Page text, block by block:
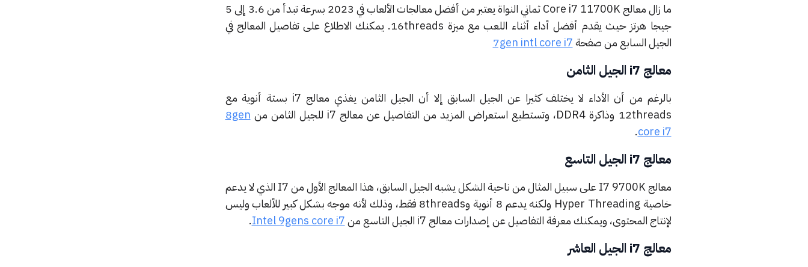
ما زال معالج Core i7 11700K ثماني النواة يعتبر من أفضل معالجات الألعاب في 2023 بسرعة تبدأ من 3.6 إلى 5
جيجا هرتز حيث يقدم أفضل أداء أثناء اللعب مع ميزة 16threads.
يمكنك الاطلاع على تفاصيل المعالج في
الجيل السابع من صفحة7gen intl core i7
معالج i7 الجيل الثامن
بالرغم من أن الأداء لا يختلف كثيرا عن الجيل السابق إلا أن الجيل الثامن يغذي معالج i7 بستة أنوية مع
12threads وذاكرة DDR4، وتستطيع استعراض المزيد من التفاصيل عن معالج i7 للجيل الثامن من
8gen
core i7
.
معالج i7 الجيل التاسع
معالج I7 9700K على سبيل المثال من ناحية الشكل يشبه الجيل السابق، هذا المعالج الأول من I7 الذي لا يدعم
خاصية Hyper Threading ولكنه يدعم 8 أنوية و8threads فقط، وذلك لأنه موجه بشكل كبير للألعاب وليس
لإنتاج المحتوى، ويمكنك معرفة التفاصيل عن إصدارات معالج i7 الجيل التاسع من
Intel 9gens core i7
.
معالج i7 الجيل العاشر